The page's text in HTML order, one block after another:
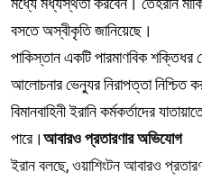
বসতে অস্বীকৃতি জানিয়েছে।
পাকিস্তান একটি পারমাণবিক শক্তিধর
আলোচনার ভেন্যুর নিরাপত্তা নিশ্চিত
বিমানবাহিনী ইরানি কর্মকর্তাদের
পারে।আবারও প্রতারণার অভিযোগ
ইরান বলছে, ওয়াশিংটন আবারও